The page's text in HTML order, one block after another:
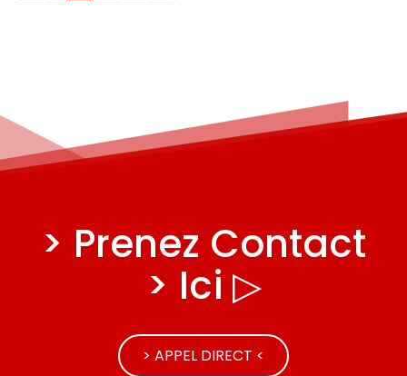
> Prenez Contact
> Ici ▷
> APPEL DIRECT <